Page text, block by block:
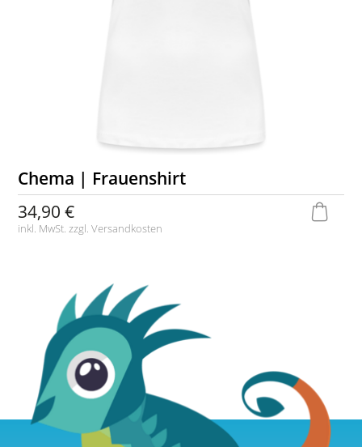
Chema | Frauenshirt
34,90 €
inkl. MwSt. zzgl.Versandkosten